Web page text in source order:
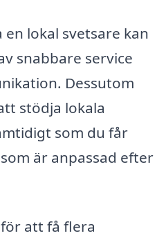
lokal svetsare kan
snabbare service
Dessutom
stödja lokala
som du får
är anpassad efter
att få flera